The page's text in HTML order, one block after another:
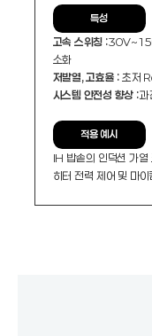
특성
고속 스위칭 :
소화
저발열, 고효율 : 초저
시스템 안전성 향상 :과
적용 예시
IH 밥솥의 인덕션 가열
히터 전력 제어 및 마